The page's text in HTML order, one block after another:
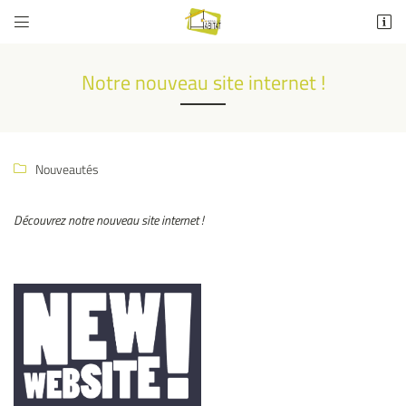
 
04 73 52 53 96
Recopier le code ci-contre
Rafraîchir le captcha
Notre nouveau site internet !
 Nouveautés
Découvrez notre nouveau site internet !